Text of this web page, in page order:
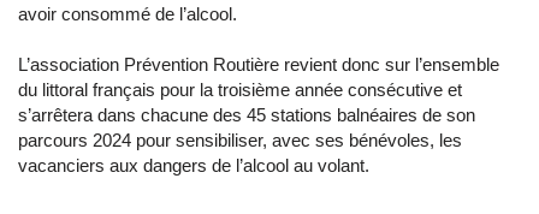
avoir consommé de l’alcool.
L’association Prévention Routière revient donc sur l’ensemble
du littoral français pour la troisième année consécutive et
s’arrêtera dans chacune des 45 stations balnéaires de son
parcours 2024 pour sensibiliser, avec ses bénévoles, les
vacanciers aux dangers de l’alcool au volant.